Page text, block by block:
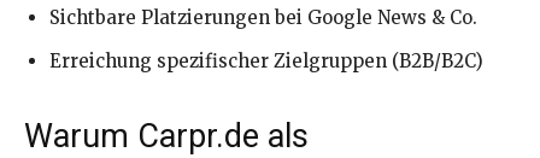
Sichtbare Platzierungen bei Google News & Co.
Erreichung spezifischer Zielgruppen (B2B/B2C)
Warum Carpr.de als